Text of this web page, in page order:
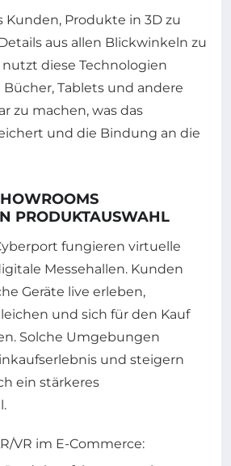
Kunden, Produkte in 3D zu
aus allen Blickwinkeln zu
diese Technologien
Tablets und andere
zu machen, was das
und die Bindung an die
PRODUKTAUSWAHL
fungieren virtuelle
Messehallen. Kunden
Geräte live erleben,
und sich für den Kauf
Solche Umgebungen
und steigern
ein stärkeres
VR im E-Commerce: